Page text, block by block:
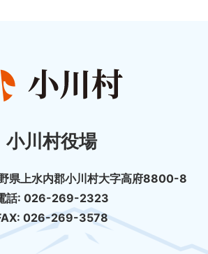
小川村役場
県上水内郡小川村大字高府8800-8
話: 026-269-2323
026-269-3578